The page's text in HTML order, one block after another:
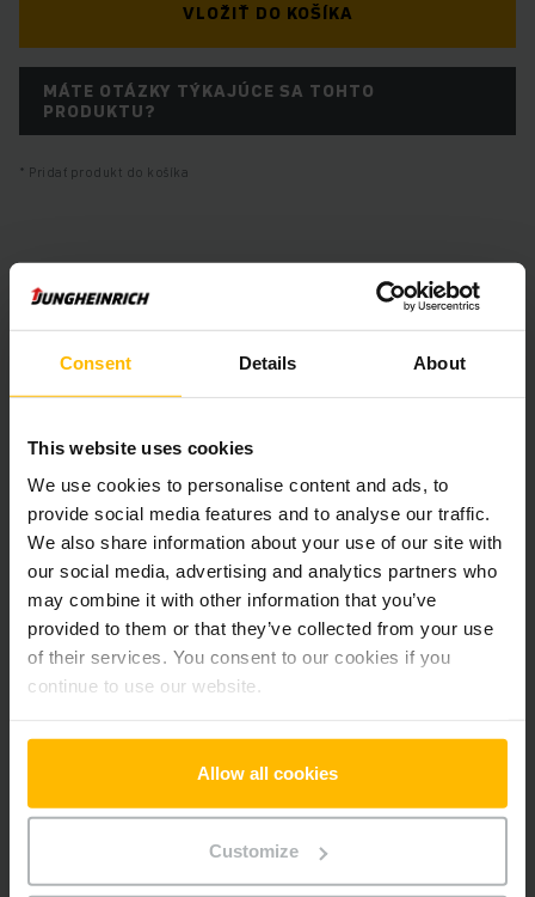
Consent Details About
This website uses cookies
We use cookies to personalise content and ads, to
provide social media features and to analyse our traffic.
We also share information about your use of our site with
our social media, advertising and analytics partners who
may combine it with other information that you’ve
provided to them or that they’ve collected from your use
of their services. You consent to our cookies if you
continue to use our website.
Allow all cookies
Customize
VLOŽIŤ DO KOŠÍKA
MÁTE OTÁZKY TÝKAJÚCE SA TOHTO
PRODUKTU?
Pridať produkt do košíka
Informácie o výrobku
Nasledujúca časť poskytuje komplexný prehľad technických
špecifikácií a vybavenia vozidla.
Technické údaje
Batéria
Oloveno-kyselinová, 48 V /
500 Ah
Nabíjač Áno, V / A
Battery Refurbishment Year 2026
Rok
Výška zdvihu 4400 mm
Nosnosť 1500 kg
4055 h